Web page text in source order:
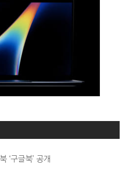
‘구글북’ 공개